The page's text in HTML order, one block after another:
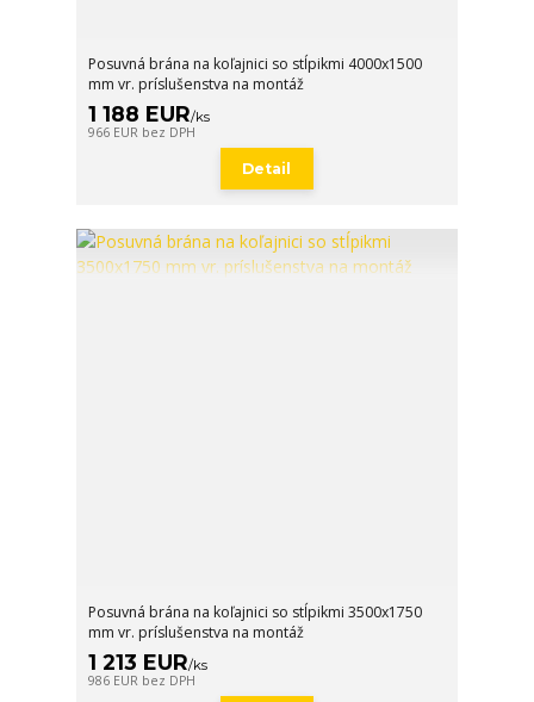
Posuvná brána na koľajnici so stĺpikmi 4000x1500
mm vr. príslušenstva na montáž
1 188 EUR/ks
966 EUR bez DPH
Detail
Posuvná brána na koľajnici so stĺpikmi 3500x1750
mm vr. príslušenstva na montáž
1 213 EUR/ks
986 EUR bez DPH